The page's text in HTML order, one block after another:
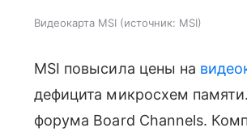
Видеокарта MSI источник: MSI
MSI повысила цены на
дефицита микросхем
форума Board Channels.